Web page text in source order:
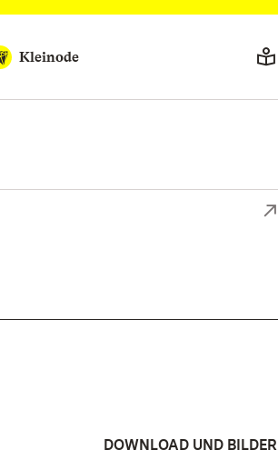
Kleinode
DOWNLOAD UND BILDER